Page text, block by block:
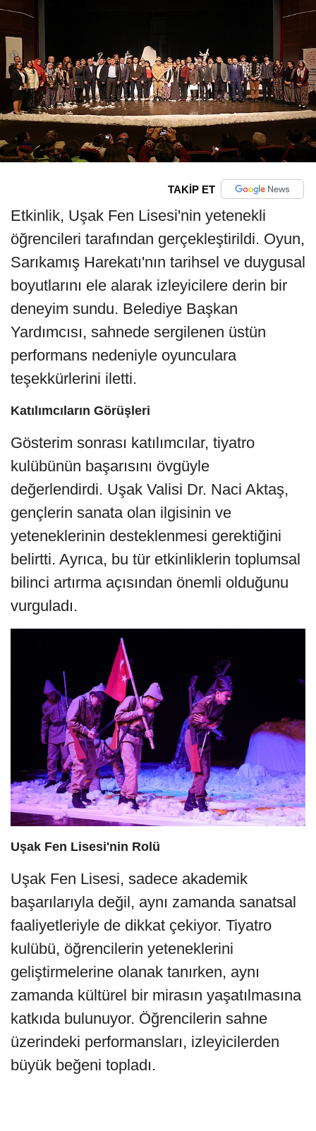
TAKİP ET
Etkinlik, Uşak Fen Lisesi'nin yetenekli
öğrencileri tarafından gerçekleştirildi. Oyun,
Sarıkamış Harekatı'nın tarihsel ve duygusal
boyutlarını ele alarak izleyicilere derin bir
deneyim sundu. Belediye Başkan
Yardımcısı, sahnede sergilenen üstün
performans nedeniyle oyunculara
teşekkürlerini iletti.
Katılımcıların Görüşleri
Gösterim sonrası katılımcılar, tiyatro
kulübünün başarısını övgüyle
değerlendirdi. Uşak Valisi Dr. Naci Aktaş,
gençlerin sanata olan ilgisinin ve
yeteneklerinin desteklenmesi gerektiğini
belirtti. Ayrıca, bu tür etkinliklerin toplumsal
bilinci artırma açısından önemli olduğunu
vurguladı.
Uşak Fen Lisesi'nin Rolü
Uşak Fen Lisesi, sadece akademik
başarılarıyla değil, aynı zamanda sanatsal
faaliyetleriyle de dikkat çekiyor. Tiyatro
kulübü, öğrencilerin yeteneklerini
geliştirmelerine olanak tanırken, aynı
zamanda kültürel bir mirasın yaşatılmasına
katkıda bulunuyor. Öğrencilerin sahne
üzerindeki performansları, izleyicilerden
büyük beğeni topladı.